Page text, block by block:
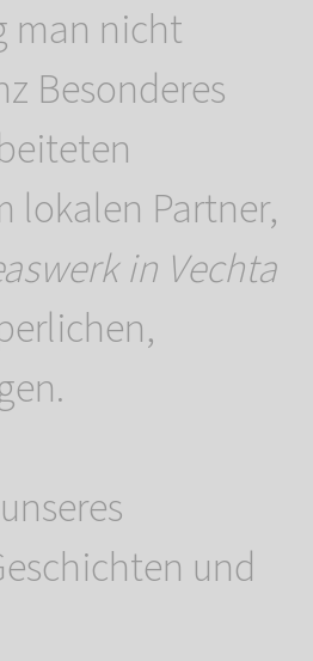
man nicht
Besonderes
lokalen Partner,
in Vechta
und